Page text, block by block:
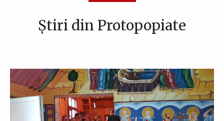
Știri din Protopopiate